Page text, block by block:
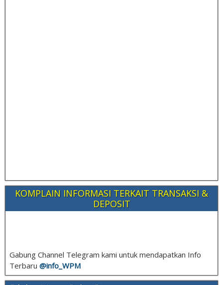
KOMPLAIN INFORMASI TERKAIT TRANSAKSI &
DEPOSIT
Gabung Channel Telegram kami untuk mendapatkan Info
Terbaru @info_ WPM